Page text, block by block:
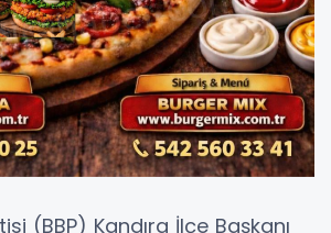
(BBP) Kandıra İlçe Başkanı